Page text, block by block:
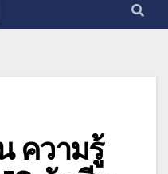
ความรู้